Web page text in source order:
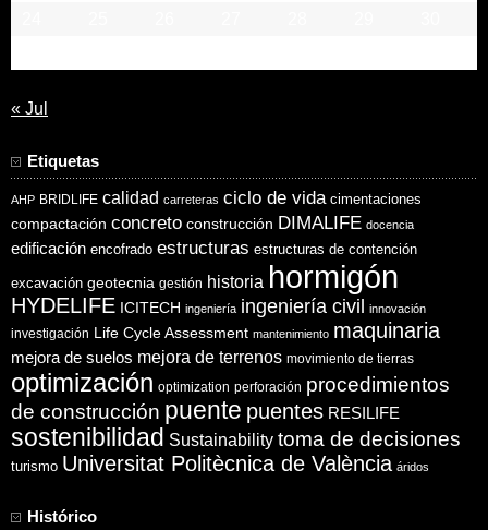
« Jul
Etiquetas
AHP BRIDLIFE calidad carreteras ciclo de vida cimentaciones
compactación concreto construcción DIMALIFE docencia
edificación encofrado estructuras estructuras de contención
excavación geotecnia gestión historia hormigón
HYDELIFE ICITECH ingeniería ingeniería civil innovación
investigación Life Cycle Assessment mantenimiento maquinaria
mejora de suelos mejora de terrenos movimiento de tierras
optimización optimization perforación procedimientos
de construcción puente puentes RESILIFE
sostenibilidad Sustainability toma de decisiones
turismo Universitat Politècnica de València áridos
Histórico